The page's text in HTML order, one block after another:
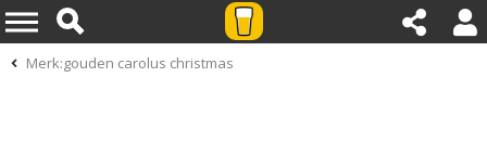
Merk:gouden carolus christmas